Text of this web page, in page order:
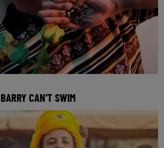
CAN'T SWIM